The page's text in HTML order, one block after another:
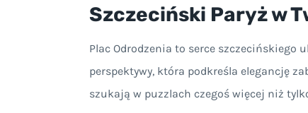
Szczeciński Paryż w
Plac Odrodzenia to serce szczecińskiego
perspektywy, która podkreśla elegancję
szukają w puzzlach czegoś więcej niż